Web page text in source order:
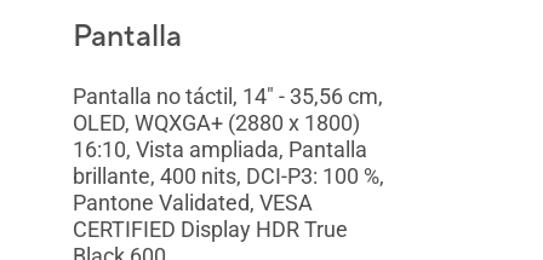
Pantalla
Pantalla no táctil, 14" - 35,56 cm,
OLED, WQXGA+ (2880 x 1800)
16:10, Vista ampliada, Pantalla
brillante, 400 nits, DCI-P3: 100 %,
Pantone Validated, VESA
CERTIFIED Display HDR True